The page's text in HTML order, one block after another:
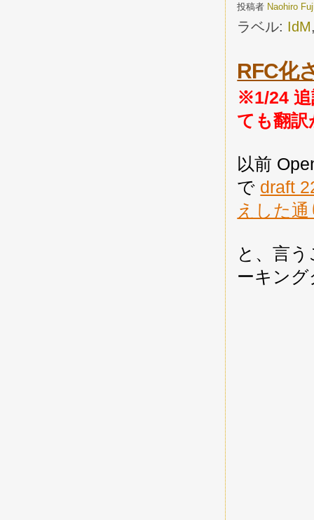
投稿者 Naohiro
ラベル: IdM
RFC化
※1/24 追
ても翻
以前
で draft
えした通
と、言
ーキン